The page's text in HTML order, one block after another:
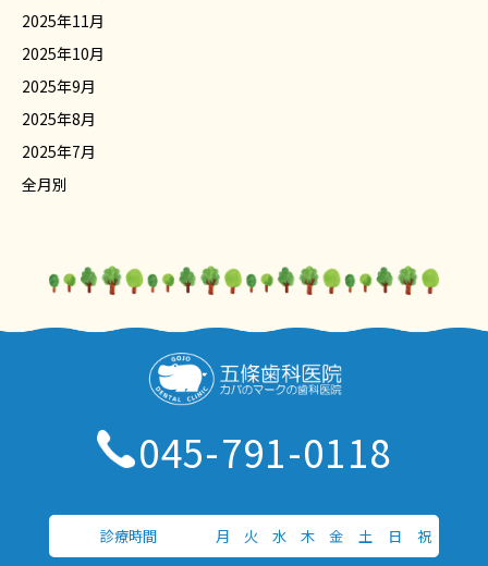
2025年11月
2025年10月
2025年9月
2025年8月
2025年7月
全月別
045-791-0118
診療時間 月 火 水 木 金 土 日 祝